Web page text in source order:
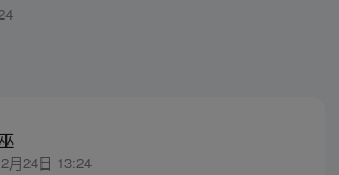
月24日 13:24